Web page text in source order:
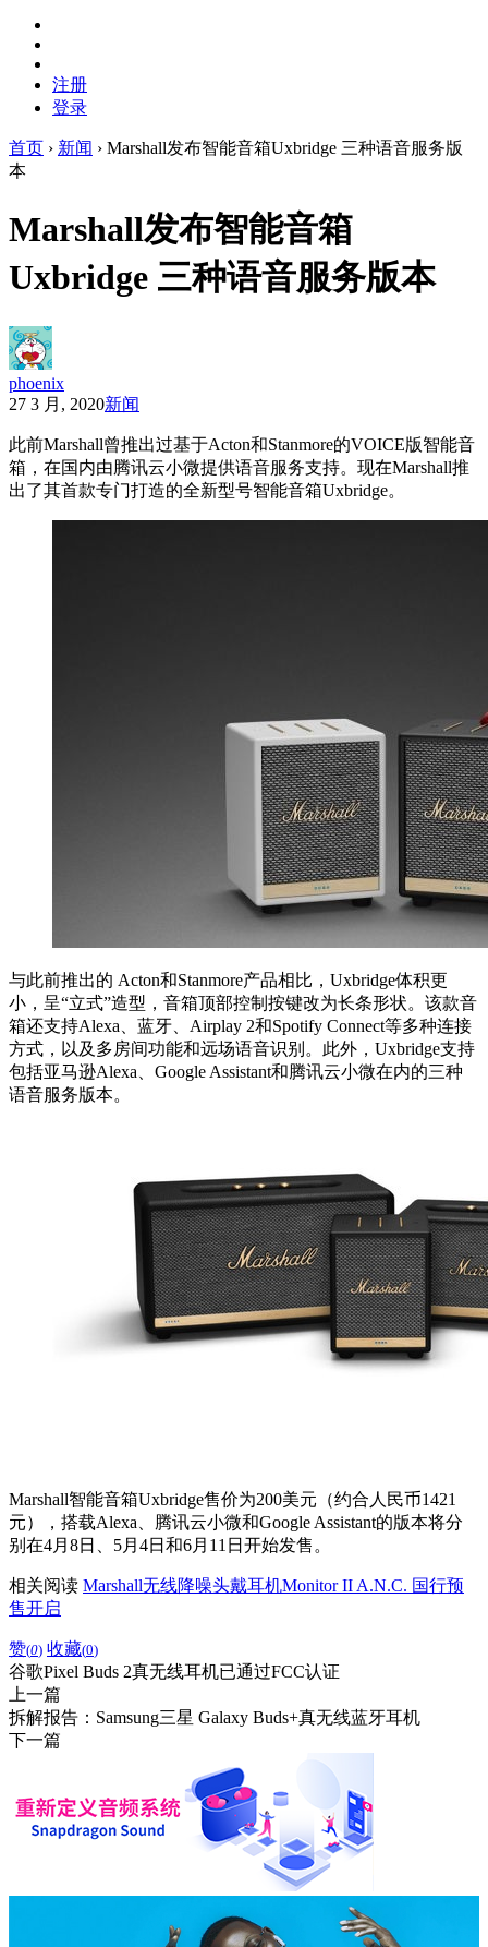
注册
登录
首页 › 新闻 › Marshall发布智能音箱Uxbridge 三种语音服务版
本
Marshall发布智能音箱
Uxbridge 三种语音服务版本
phoenix
27 3 月, 2020新闻
此前Marshall曾推出过基于Acton和Stanmore的VOICE版智能音
箱，在国内由腾讯云小微提供语音服务支持。现在Marshall推
出了其首款专门打造的全新型号智能音箱Uxbridge。
与此前推出的 Acton和Stanmore产品相比，Uxbridge体积更
小，呈“立式”造型，音箱顶部控制按键改为长条形状。该款音
箱还支持Alexa、蓝牙、Airplay 2和Spotify Connect等多种连接
方式，以及多房间功能和远场语音识别。此外，Uxbridge支持
包括亚马逊Alexa、Google Assistant和腾讯云小微在内的三种
语音服务版本。
Marshall智能音箱Uxbridge售价为200美元（约合人民币1421
元），搭载Alexa、腾讯云小微和Google Assistant的版本将分
别在4月8日、5月4日和6月11日开始发售。
相关阅读 Marshall无线降噪头戴耳机Monitor II A.N.C. 国行预
售开启
赞(0) 收藏(0)
谷歌Pixel Buds 2真无线耳机已通过FCC认证
上一篇
拆解报告：Samsung三星 Galaxy Buds+真无线蓝牙耳机
下一篇